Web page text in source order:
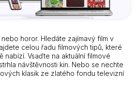
horor. Hledáte zajímavý film v
celou řadu filmových tipů, které
nabízí. Vsaďte na aktuální filmové
návštěvnosti kin. Nebo se nechte
klasik ze zlatého fondu televizní